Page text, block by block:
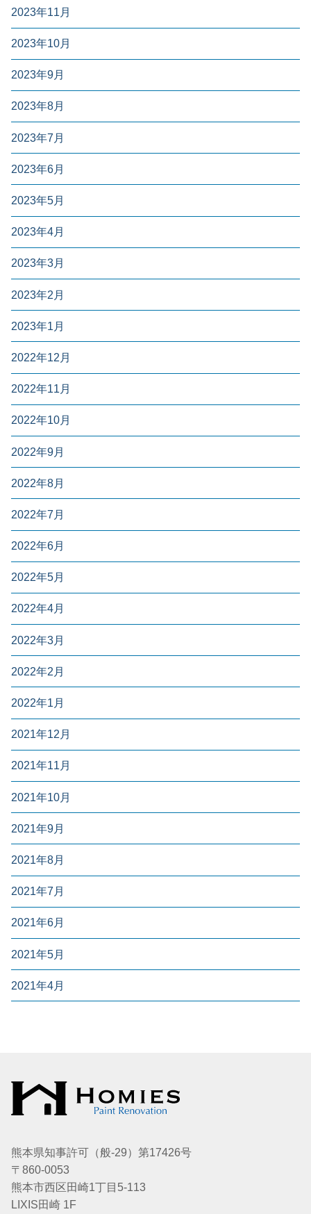
2023年11月
2023年10月
2023年9月
2023年8月
2023年7月
2023年6月
2023年5月
2023年4月
2023年3月
2023年2月
2023年1月
2022年12月
2022年11月
2022年10月
2022年9月
2022年8月
2022年7月
2022年6月
2022年5月
2022年4月
2022年3月
2022年2月
2022年1月
2021年12月
2021年11月
2021年10月
2021年9月
2021年8月
2021年7月
2021年6月
2021年5月
2021年4月
熊本県知事許可（般-29）第17426号
〒860-0053
熊本市西区田崎1丁目5-113
LIXIS田崎 1F